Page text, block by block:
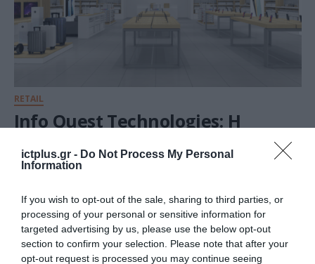
ictplus.gr - Do Not Process My Personal
Information
If you wish to opt-out of the sale, sharing to third parties, or
processing of your personal or sensitive information for
targeted advertising by us, please use the below opt-out
section to confirm your selection. Please note that after your
opt-out request is processed you may continue seeing
RETAIL
Info Quest Technologies: Η
στην RetailCo